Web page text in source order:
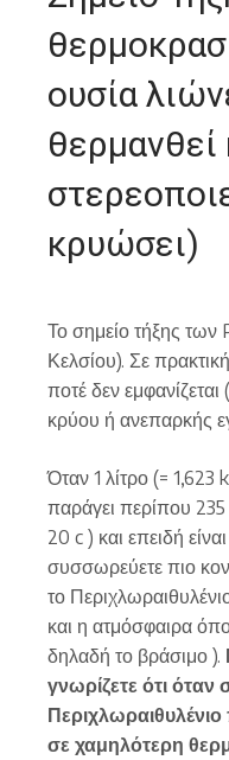
ουσία
θερμανθεί
κρυώσει)
Το σημείο τήξης των
Κελσίου). Σε
ποτέ δεν
κρύου ή ανεπαρκής
Όταν 1 λίτρο (= 1,623
παράγει περίπου
20 c ) και επειδή
συσσωρεύετε πιο
το
και η ατμόσφαιρα
δηλαδή το βράσιμο ).
γνωρίζετε ότι όταν
Περιχλωραιθυλένιο
σε χαμηλότερη